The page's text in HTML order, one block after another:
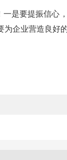
是要提振信心
企业营造良好